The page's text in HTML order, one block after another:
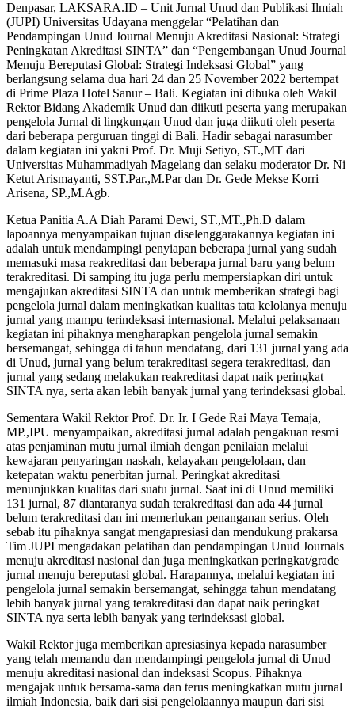
Denpasar, LAKSARA.ID – Unit Jurnal Unud dan Publikasi Ilmiah
(JUPI) Universitas Udayana menggelar “Pelatihan dan
Pendampingan Unud Journal Menuju Akreditasi Nasional: Strategi
Peningkatan Akreditasi SINTA” dan “Pengembangan Unud Journal
Menuju Bereputasi Global: Strategi Indeksasi Global” yang
berlangsung selama dua hari 24 dan 25 November 2022 bertempat
di Prime Plaza Hotel Sanur – Bali. Kegiatan ini dibuka oleh Wakil
Rektor Bidang Akademik Unud dan diikuti peserta yang merupakan
pengelola Jurnal di lingkungan Unud dan juga diikuti oleh peserta
dari beberapa perguruan tinggi di Bali. Hadir sebagai narasumber
dalam kegiatan ini yakni Prof. Dr. Muji Setiyo, ST.,MT dari
Universitas Muhammadiyah Magelang dan selaku moderator Dr. Ni
Ketut Arismayanti, SST.Par.,M.Par dan Dr. Gede Mekse Korri
Arisena, SP.,M.Agb.
Ketua Panitia A.A Diah Parami Dewi, ST.,MT.,Ph.D dalam
lapoannya menyampaikan tujuan diselenggarakannya kegiatan ini
adalah untuk mendampingi penyiapan beberapa jurnal yang sudah
memasuki masa reakreditasi dan beberapa jurnal baru yang belum
terakreditasi. Di samping itu juga perlu mempersiapkan diri untuk
mengajukan akreditasi SINTA dan untuk memberikan strategi bagi
pengelola jurnal dalam meningkatkan kualitas tata kelolanya menuju
jurnal yang mampu terindeksasi internasional. Melalui pelaksanaan
kegiatan ini pihaknya mengharapkan pengelola jurnal semakin
bersemangat, sehingga di tahun mendatang, dari 131 jurnal yang ada
di Unud, jurnal yang belum terakreditasi segera terakreditasi, dan
jurnal yang sedang melakukan reakreditasi dapat naik peringkat
SINTA nya, serta akan lebih banyak jurnal yang terindeksasi global.
Sementara Wakil Rektor Prof. Dr. Ir. I Gede Rai Maya Temaja,
MP.,IPU menyampaikan, akreditasi jurnal adalah pengakuan resmi
atas penjaminan mutu jurnal ilmiah dengan penilaian melalui
kewajaran penyaringan naskah, kelayakan pengelolaan, dan
ketepatan waktu penerbitan jurnal. Peringkat akreditasi
menunjukkan kualitas dari suatu jurnal. Saat ini di Unud memiliki
131 jurnal, 87 diantaranya sudah terakreditasi dan ada 44 jurnal
belum terakreditasi dan ini memerlukan penanganan serius. Oleh
sebab itu pihaknya sangat mengapresiasi dan mendukung prakarsa
Tim JUPI mengadakan pelatihan dan pendampingan Unud Journals
menuju akreditasi nasional dan juga meningkatkan peringkat/grade
jurnal menuju bereputasi global. Harapannya, melalui kegiatan ini
pengelola jurnal semakin bersemangat, sehingga tahun mendatang
lebih banyak jurnal yang terakreditasi dan dapat naik peringkat
SINTA nya serta lebih banyak yang terindeksasi global.
Wakil Rektor juga memberikan apresiasinya kepada narasumber
yang telah memandu dan mendampingi pengelola jurnal di Unud
menuju akreditasi nasional dan indeksasi Scopus. Pihaknya
mengajak untuk bersama-sama dan terus meningkatkan mutu jurnal
ilmiah Indonesia, baik dari sisi pengelolaannya maupun dari sisi